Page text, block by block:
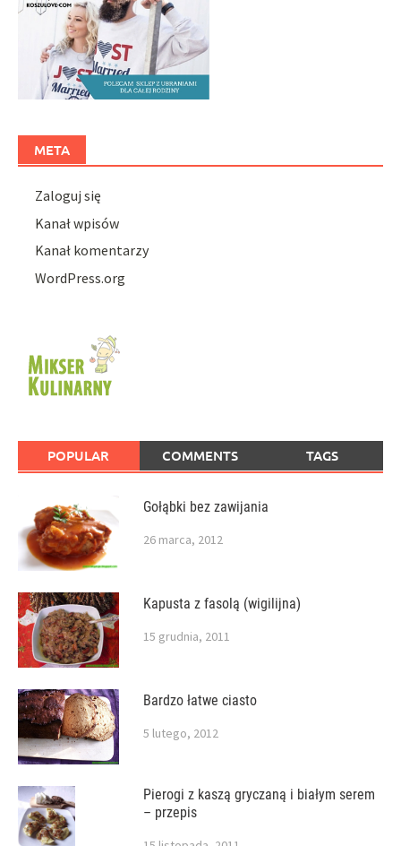
META
Zaloguj się
Kanał wpisów
Kanał komentarzy
WordPress.org
POPULAR COMMENTS TAGS
Gołąbki bez zawijania
26 marca, 2012
Kapusta z fasolą (wigilijna)
15 grudnia, 2011
Bardzo łatwe ciasto
5 lutego, 2012
Pierogi z kaszą gryczaną i białym serem
– przepis